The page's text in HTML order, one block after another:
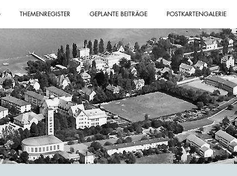
THEMENREGISTER GEPLANTE BEITRÄGE POSTKARTENGALERIE